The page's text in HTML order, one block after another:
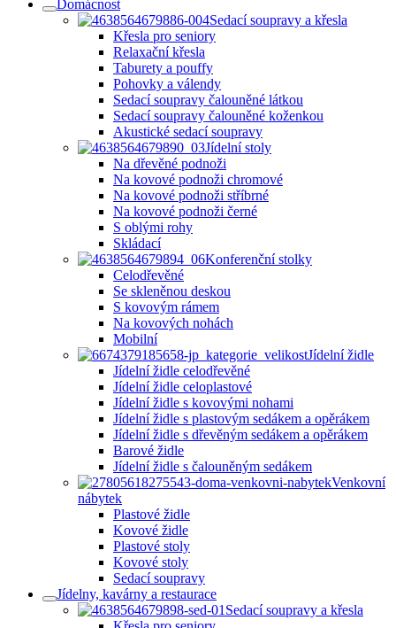
Domácnost
Sedací soupravy a křesla
Křesla pro seniory
Relaxační křesla
Taburety a pouffy
Pohovky a válendy
Sedací soupravy čalouněné látkou
Sedací soupravy čalouněné koženkou
Akustické sedací soupravy
Jídelní stoly
Na dřevěné podnoži
Na kovové podnoži chromové
Na kovové podnoži stříbrné
Na kovové podnoži černé
S oblými rohy
Skládací
Konferenční stolky
Celodřevěné
Se skleněnou deskou
S kovovým rámem
Na kovových nohách
Mobilní
Jídelní židle
Jídelní židle celodřevěné
Jídelní židle celoplastové
Jídelní židle s kovovými nohami
Jídelní židle s plastovým sedákem a opěrákem
Jídelní židle s dřevěným sedákem a opěrákem
Barové židle
Jídelní židle s čalouněným sedákem
Venkovní
nábytek
Plastové židle
Kovové židle
Plastové stoly
Kovové stoly
Sedací soupravy
Jídelny, kavárny a restaurace
Sedací soupravy a křesla